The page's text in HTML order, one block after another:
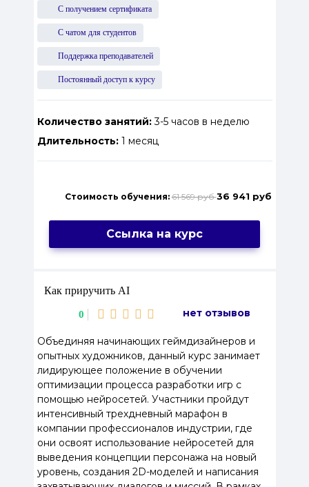
С получением сертификата
С чатом для студентов
Поддержка преподавателей
Постоянный доступ к курсу
Количество занятий:3-5 часов в неделю
Длительность:1 месяц
Стоимость обучения: 61 569 руб36 941 руб
Ссылка на курс
Как приручить AI
0 нет отзывов
Объединяя начинающих геймдизайнеров и
опытных художников, данный курс занимает
лидирующее положение в обучении
оптимизации процесса разработки игр с
помощью нейросетей. Участники пройдут
интенсивный трехдневный марафон в
компании профессионалов индустрии, где
они освоят использование нейросетей для
выведения концепции персонажа на новый
уровень, создания 2D-моделей и написания